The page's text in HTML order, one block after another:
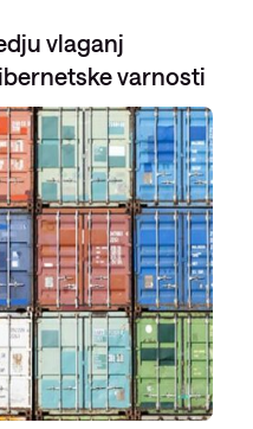
vlaganj
varnosti